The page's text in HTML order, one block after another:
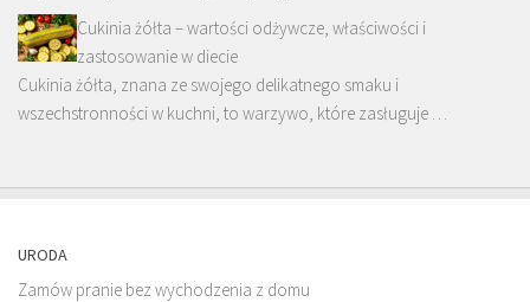
Cukinia żółta – wartości odżywcze, właściwości i
zastosowanie w diecie
Cukinia żółta, znana ze swojego delikatnego smaku i
wszechstronności w kuchni, to warzywo, które zasługuje …
URODA
Zamów pranie bez wychodzenia z domu